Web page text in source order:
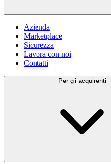
Azienda
Marketplace
Sicurezza
Lavora con noi
Contatti
Per gli acquirenti